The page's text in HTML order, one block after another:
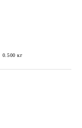
0.500 кг